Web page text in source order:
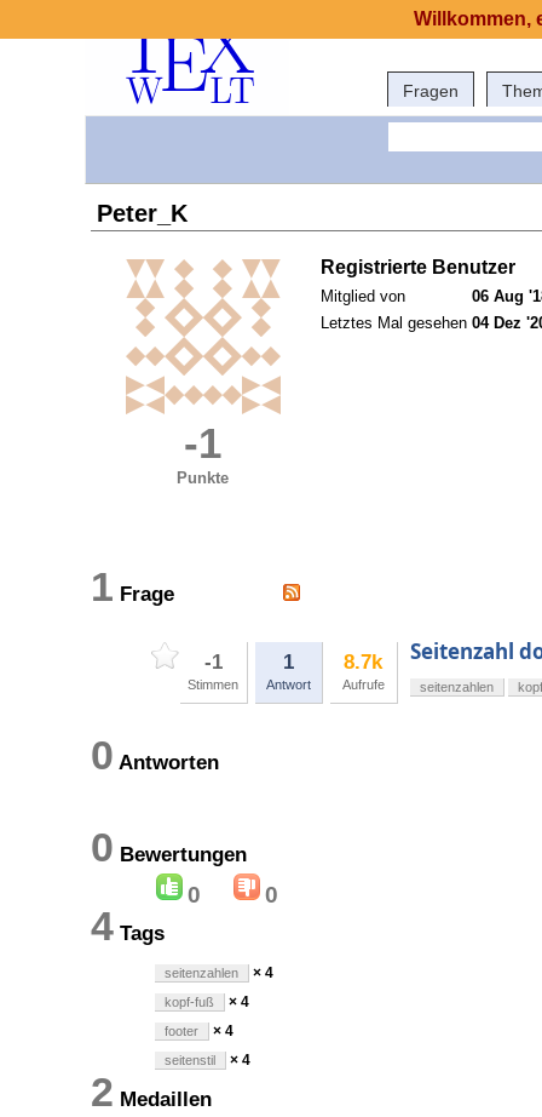
Fragen
Peter_K
-1
Punkte
Registrierte Benutzer
Mitglied von
06 Aug
Letztes Mal gesehen 04 Dez
1 Frage
-1
Stimmen
1
Antwort
8.7k
Aufrufe
Seitenzahl
seitenzahlen
0 Antworten
0 Bewertungen
0 0
4 Tags
seitenzahlen × 4
kopf-fuß × 4
footer × 4
seitenstil × 4
2 Medaillen
Willkommen,